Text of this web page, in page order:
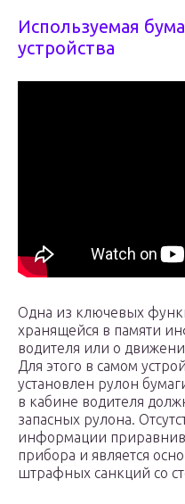
Используемая
устройства
Одна из ключевых
хранящейся в памяти
водителя или о
Для этого в самом
установлен рулон
в кабине водителя
запасных рулона.
информации
прибора и является
штрафных санкций со